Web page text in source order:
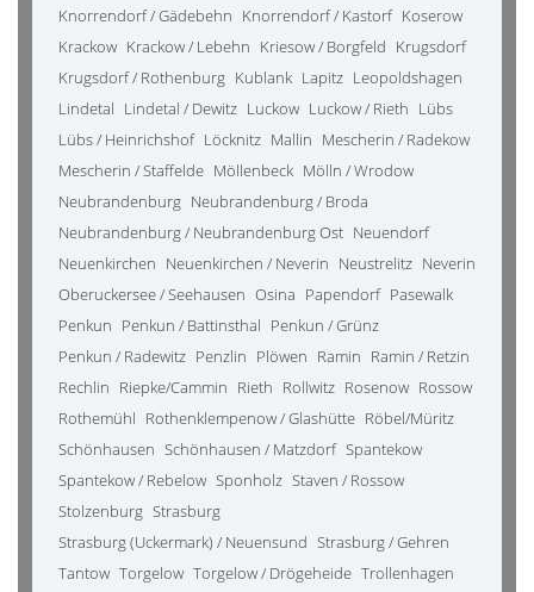
Knorrendorf / Gädebehn Knorrendorf / Kastorf Koserow
Krackow Krackow / Lebehn Kriesow / Borgfeld Krugsdorf
Krugsdorf / Rothenburg Kublank Lapitz Leopoldshagen
Lindetal Lindetal / Dewitz Luckow Luckow / Rieth Lübs
Lübs / Heinrichshof Löcknitz Mallin Mescherin / Radekow
Mescherin / Staffelde Möllenbeck Mölln / Wrodow
Neubrandenburg Neubrandenburg / Broda
Neubrandenburg / Neubrandenburg Ost Neuendorf
Neuenkirchen Neuenkirchen / Neverin Neustrelitz Neverin
Oberuckersee / Seehausen Osina Papendorf Pasewalk
Penkun Penkun / Battinsthal Penkun / Grünz
Penkun / Radewitz Penzlin Plöwen Ramin Ramin / Retzin
Rechlin Riepke/Cammin Rieth Rollwitz Rosenow Rossow
Rothemühl Rothenklempenow / Glashütte Röbel/Müritz
Schönhausen Schönhausen / Matzdorf Spantekow
Spantekow / Rebelow Sponholz Staven / Rossow
Stolzenburg Strasburg
Strasburg (Uckermark) / Neuensund Strasburg / Gehren
Tantow Torgelow Torgelow / Drögeheide Trollenhagen